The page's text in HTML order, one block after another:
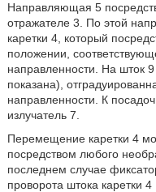
Направляющая 5
отражателе 3. По этой
каретки 4, который
положении,
направленности. На шток
показана),
направленности. К
излучатель 7.
Перемещение каретки 4
посредством любого
последнем случае
проворота штока каретки